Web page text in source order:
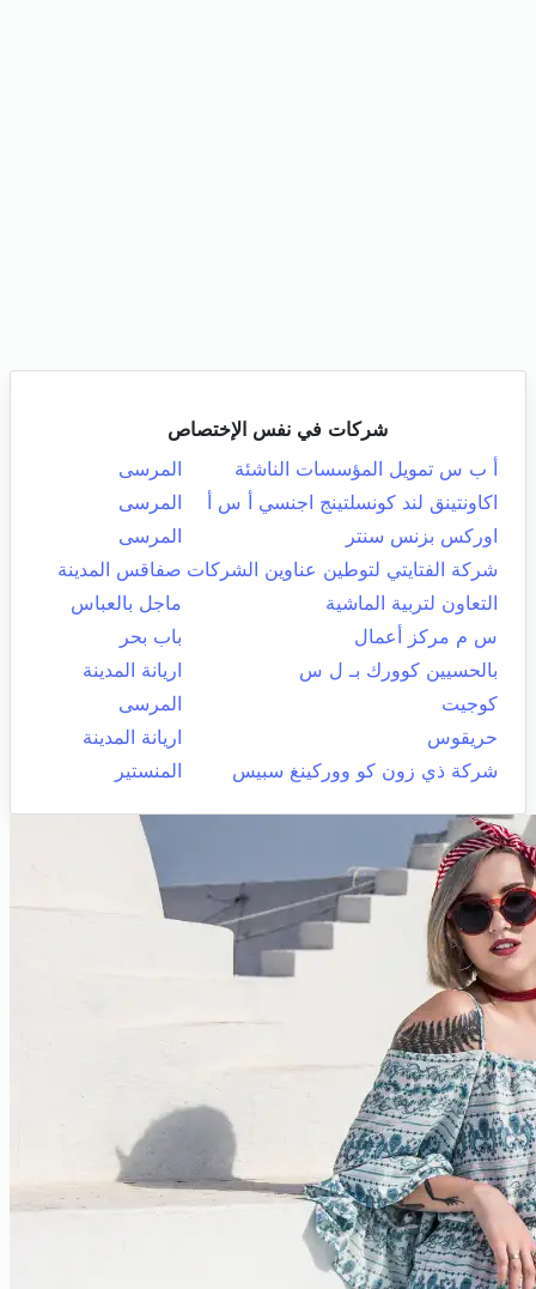
شركات في نفس الإختصاص
أ ب س تمويل المؤسسات الناشئة
المرسى
اكاونتينق لند كونسلتينج اجنسي أ س أ
المرسى
اوركس بزنس سنتر
المرسى
شركة الفتايتي لتوطين عناوين الشركات صفاقس المدينة
التعاون لتربية الماشية
ماجل بالعباس
س م مركز أعمال
باب بحر
بالحسيين كوورك بـ ل س
اريانة المدينة
كوجيت
المرسى
حريقوس
اريانة المدينة
شركة ذي زون كو ووركينغ سبيس
المنستير